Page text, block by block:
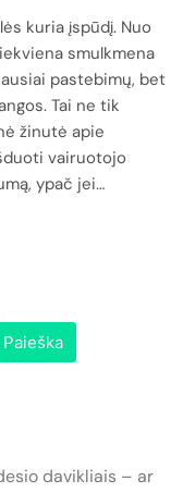
kuria įspūdį. Nuo
smulkmena
pastebimų, bet
Tai ne tik
žinutė apie
vairuotojo
ypač jei…
davikliais – ar